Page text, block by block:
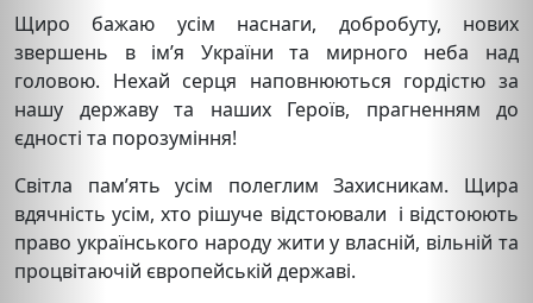
Щиро бажаю усім наснаги, добробуту, нових
звершень в ім’я України та мирного неба над
головою. Нехай серця наповнюються гордістю за
нашу державу та наших Героїв, прагненням до
єдності та порозуміння!
Світла пам’ять усім полеглим Захисникам. Щира
вдячність усім, хто рішуче відстоювали і відстоюють
право українського народу жити у власній, вільній та
процвітаючій європейській державі.